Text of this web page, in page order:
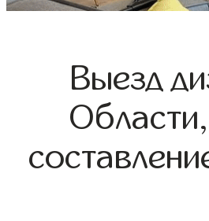
Выезд